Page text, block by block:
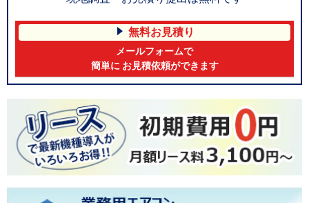
無料お見積り
メールフォームで
簡単に お見積依頼ができます